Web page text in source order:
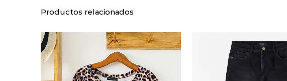
Productos relacionados